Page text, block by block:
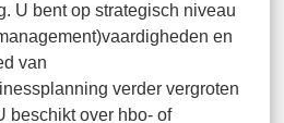
U bent op strategisch niveau
en
van
verder vergroten
beschikt over hbo- of